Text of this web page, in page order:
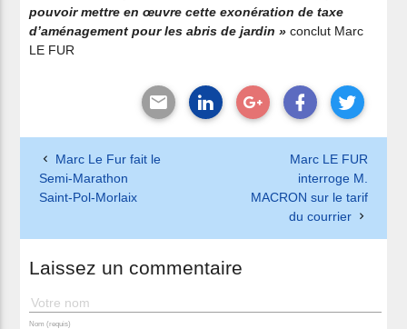
pouvoir mettre en œuvre cette exonération de taxe
d’aménagement pour les abris de jardin » conclut Marc
LE FUR
Marc Le Fur fait le
Semi-Marathon
Saint-Pol-Morlaix
Marc LE FUR
interroge M.
MACRON sur le tarif
du courrier
Laissez un commentaire
Nom (requis)